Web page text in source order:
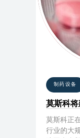
制药设备
莫斯科将
莫斯科正
行业的大